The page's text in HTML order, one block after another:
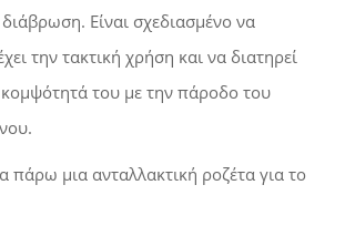
Είναι σχεδιασμένο να
την τακτική χρήση και να διατηρεί
του με την πάροδο του
μια ανταλλακτική ροζέτα για το